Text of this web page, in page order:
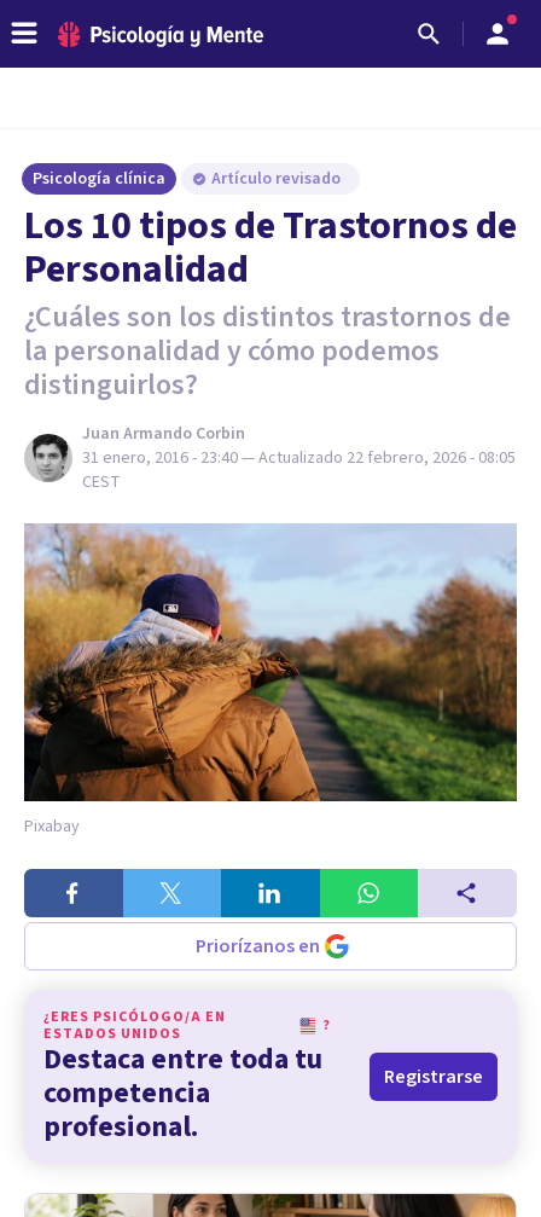
Psicología clínica Artículo revisado
Los 10 tipos de Trastornos de
Personalidad
¿Cuáles son los distintos trastornos de
la personalidad y cómo podemos
distinguirlos?
Juan Armando Corbin
31 enero, 2016 - 23:40— Actualizado 22 febrero, 2026 - 08:05
CEST
Pixabay
Priorízanos en
¿ERES PSICÓLOGO/A EN
ESTADOS UNIDOS
?
Destaca entre toda tu
competencia
profesional.
Registrarse